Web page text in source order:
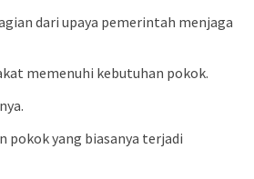
dari upaya pemerintah menjaga
memenuhi kebutuhan pokok.
pokok yang biasanya terjadi